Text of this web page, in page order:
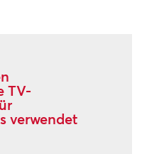
TV-
verwendet